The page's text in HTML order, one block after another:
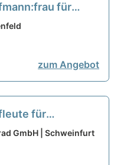
für
(m/w/d) – ab
zum Angebot
für
(m/w/d) ab
GmbH | Schweinfurt